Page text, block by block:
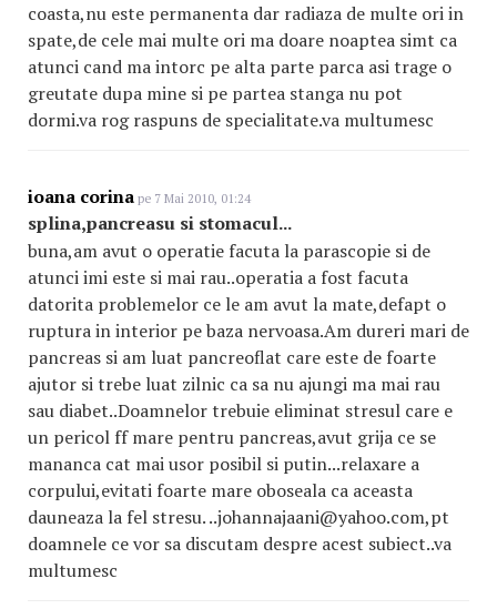
coasta,nu este permanenta dar radiaza de multe ori in
spate,de cele mai multe ori ma doare noaptea simt ca
atunci cand ma intorc pe alta parte parca asi trage o
greutate dupa mine si pe partea stanga nu pot
dormi.va rog raspuns de specialitate.va multumesc
ioana corina pe 7 Mai 2010, 01:24
splina,pancreasu si stomacul...
buna,am avut o operatie facuta la parascopie si de
atunci imi este si mai rau..operatia a fost facuta
datorita problemelor ce le am avut la mate,defapt o
ruptura in interior pe baza nervoasa.Am dureri mari de
pancreas si am luat pancreoflat care este de foarte
ajutor si trebe luat zilnic ca sa nu ajungi ma mai rau
sau diabet..Doamnelor trebuie eliminat stresul care e
un pericol ff mare pentru pancreas,avut grija ce se
mananca cat mai usor posibil si putin...relaxare a
corpului,evitati foarte mare oboseala ca aceasta
dauneaza la fel stresu. ..johannajaani@yahoo.com,pt
doamnele ce vor sa discutam despre acest subiect..va
multumesc